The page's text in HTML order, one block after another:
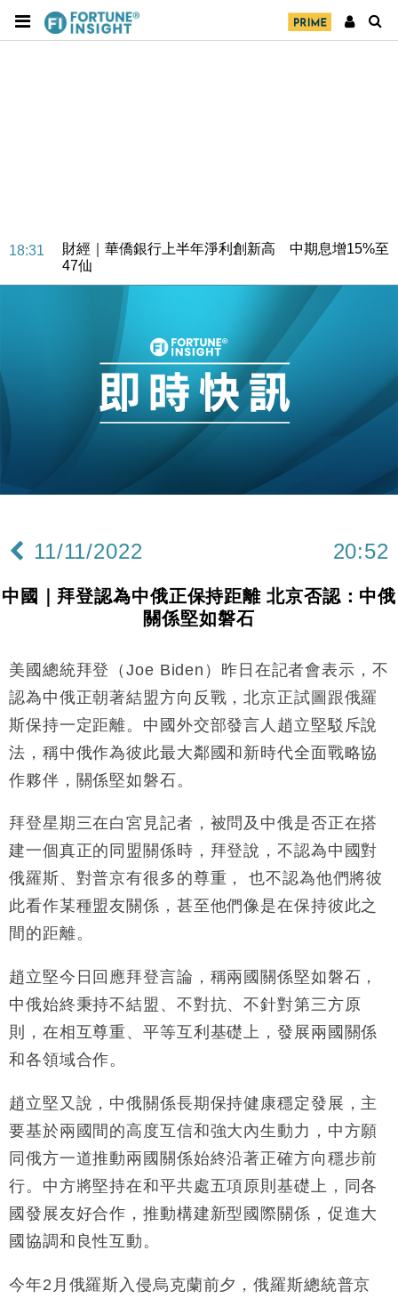
18:31
財經｜華僑銀行上半年淨利創新高 中期息增15%至
47仙
財經｜滙豐上調香港今年GDP預測至4.5% 看好貿易
及消費表現
本地｜假冒內地執法人員要求交「保證金」 43歲女子
損失近6900萬元
財經｜日經失守6.5萬點後回穩 全周仍升近2%
15:47
財經｜恒隆10月換帥 玩具「反」斗城亞洲CEO蔡德
財經｜韓股反覆波動收跌 連挫7周創逾3年最長跌勢
12:44
財經｜日本春季三度入市撐日圓 4月單日斥6.28萬億
11:12
國際｜特朗普料美伊戰事快結束 承認部分彈藥庫存緊
司
18:31
財經｜華僑銀行上半年淨利創新高 中期息增15%至
47仙
財經｜滙豐上調香港今年GDP預測至4.5% 看好貿易
及消費表現
16:47
本地｜假冒內地執法人員要求交「保證金」 43歲女子
16:05
財經｜日經失守6.5萬點後回穩 全周仍升近2%
15:47
財經｜恒隆10月換帥 玩具「反」斗城亞洲CEO蔡德
粦接任
15:11
財經｜韓股反覆波動收跌 連挫7周創逾3年最長跌勢
差達1125億美元
12:44
財經｜日本春季三度入市撐日圓 4月單日斥6.28萬億
日圓干預創新高
11:12
國際｜特朗普料美伊戰事快結束 承認部分彈藥庫存緊
張
15:59
財經｜SA售股自救後再出手 斥4億美元押注未上市公
司
11/11/2022 20:52
中國｜拜登認為中俄正保持距離 北京否認：中俄
關係堅如磐石
美國總統拜登（Joe Biden）昨日在記者會表示，不
認為中俄正朝著結盟方向反戰，北京正試圖跟俄羅
斯保持一定距離。中國外交部發言人趙立堅駁斥說
法，稱中俄作為彼此最大鄰國和新時代全面戰略協
作夥伴，關係堅如磐石。
拜登星期三在白宮見記者，被問及中俄是否正在搭
建一個真正的同盟關係時，拜登說，不認為中國對
俄羅斯、對普京有很多的尊重， 也不認為他們將彼
此看作某種盟友關係，甚至他們像是在保持彼此之
間的距離。
趙立堅今日回應拜登言論，稱兩國關係堅如磐石，
中俄始終秉持不結盟、不對抗、不針對第三方原
則，在相互尊重、平等互利基礎上，發展兩國關係
和各領域合作。
趙立堅又說，中俄關係長期保持健康穩定發展，主
要基於兩國間的高度互信和強大內生動力，中方願
同俄方一道推動兩國關係始終沿著正確方向穩步前
行。中方將堅持在和平共處五項原則基礎上，同各
國發展友好合作，推動構建新型國際關係，促進大
國協調和良性互動。
今年2月俄羅斯入侵烏克蘭前夕，俄羅斯總統普京